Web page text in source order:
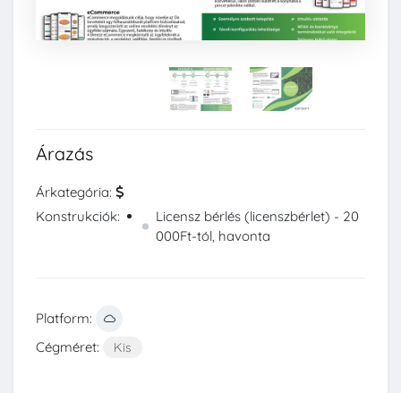
Árazás
Árkategória:
Konstrukciók:
Licensz bérlés (licenszbérlet) - 20
000Ft-tól, havonta
Platform:
Cégméret:
Kis